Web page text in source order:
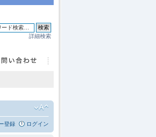
詳細検索
登録 ログイン